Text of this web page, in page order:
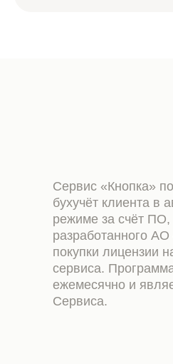
Сервис «Кнопка»
бухучёт клиента в
режиме за счёт ПО,
разработанного
покупки лицензии
сервиса.
ежемесячно и
Сервиса.